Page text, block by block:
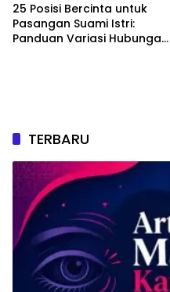
25 Posisi Bercinta untuk
Pasangan Suami Istri:
Panduan Variasi Hubungan
TERBARU